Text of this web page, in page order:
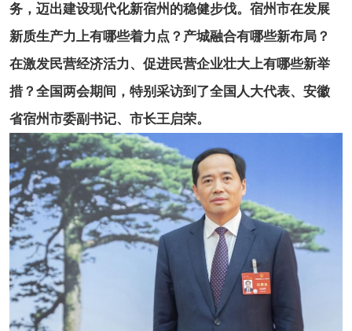
务，迈出建设现代化新宿州的稳健步伐。宿州市在发展
新质生产力上有哪些着力点？产城融合有哪些新布局？
在激发民营经济活力、促进民营企业壮大上有哪些新举
措？全国两会期间，特别采访到了全国人大代表、安徽
省宿州市委副书记、市长王启荣。